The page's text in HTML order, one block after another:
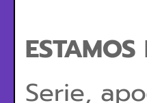
Serie,